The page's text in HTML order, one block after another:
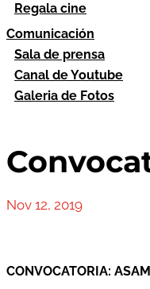
Regala cine
Comunicación
Sala de prensa
Canal de Youtube
Galeria de Fotos
Nov 12, 2019
CONVOCATORIA: